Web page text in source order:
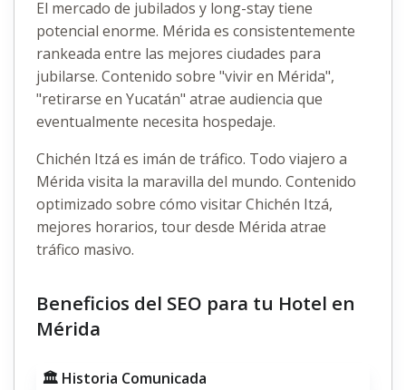
El mercado de jubilados y long-stay tiene
potencial enorme. Mérida es consistentemente
rankeada entre las mejores ciudades para
jubilarse. Contenido sobre "vivir en Mérida",
"retirarse en Yucatán" atrae audiencia que
eventualmente necesita hospedaje.
Chichén Itzá es imán de tráfico. Todo viajero a
Mérida visita la maravilla del mundo. Contenido
optimizado sobre cómo visitar Chichén Itzá,
mejores horarios, tour desde Mérida atrae
tráfico masivo.
Beneficios del SEO para tu Hotel en
Mérida
🏛️ Historia Comunicada